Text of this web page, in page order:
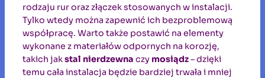
rodzaju rur oraz złączek stosowanych w instalacji.
Tylko wtedy można zapewnić ich bezproblemową
współpracę. Warto także postawić na elementy
wykonane z materiałów odpornych na korozję,
takich jakstal nierdzewna czy mosiądz– dzięki
temu cała instalacja będzie bardziej trwała i mniej